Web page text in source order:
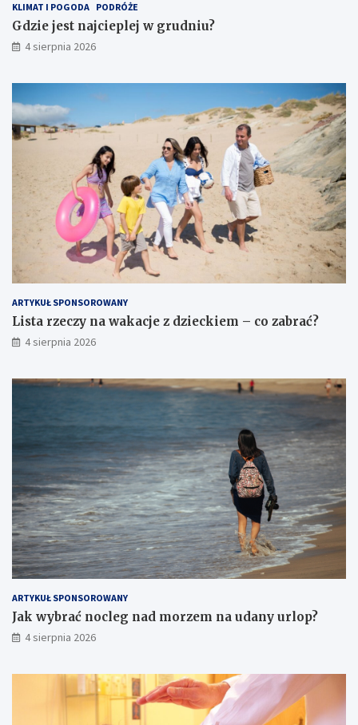
KLIMAT I POGODA PODRÓŻE
Gdzie jest najcieplej w grudniu?
4 sierpnia 2026
ARTYKUŁ SPONSOROWANY
Lista rzeczy na wakacje z dzieckiem – co zabrać?
4 sierpnia 2026
ARTYKUŁ SPONSOROWANY
Jak wybrać nocleg nad morzem na udany urlop?
4 sierpnia 2026